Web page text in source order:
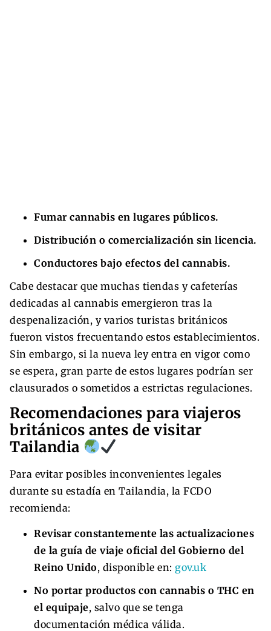
Fumar cannabis en lugares públicos.
Distribución o comercialización sin licencia.
Conductores bajo efectos del cannabis.
Cabe destacar que muchas tiendas y cafeterías
dedicadas al cannabis emergieron tras la
despenalización, y varios turistas británicos
fueron vistos frecuentando estos establecimientos.
Sin embargo, si la nueva ley entra en vigor como
se espera, gran parte de estos lugares podrían ser
clausurados o sometidos a estrictas regulaciones.
Recomendaciones para viajeros
británicos antes de visitar
Tailandia
Para evitar posibles inconvenientes legales
durante su estadía en Tailandia, la FCDO
recomienda:
Revisar constantemente las actualizaciones
de la guía de viaje oficial del Gobierno del
Reino Unido, disponible en: gov.uk
No portar productos con cannabis o THC en
el equipaje, salvo que se tenga
documentación médica válida.